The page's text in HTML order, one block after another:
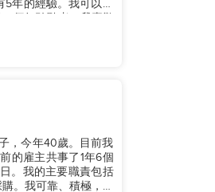
年的經驗。我可以做
，今年40歲。目前我
的雇主共事了1年6個
。我的主要職責包括
。我可靠、積極，能